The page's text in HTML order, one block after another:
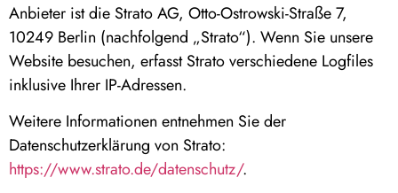
Anbieter ist die Strato AG, Otto-Ostrowski-Straße 7,
10249 Berlin (nachfolgend „Strato“). Wenn Sie unsere
Website besuchen, erfasst Strato verschiedene Logfiles
inklusive Ihrer IP-Adressen.
Weitere Informationen entnehmen Sie der
Datenschutzerklärung von Strato:
https://www.strato.de/datenschutz/.